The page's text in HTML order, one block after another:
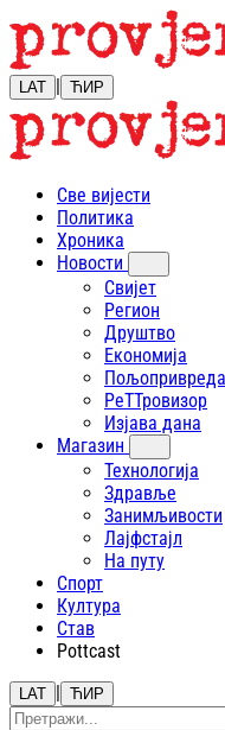
LAT | ЋИР
Све вијести
Политика
Хроника
Новости
Свијет
Регион
Друштво
Економија
Пољопривреда
РеТТровизор
Изјава дана
Магазин
Технологија
Здравље
Занимљивости
Лајфстajл
На путу
Спорт
Култура
Став
Pottcast
LAT | ЋИР